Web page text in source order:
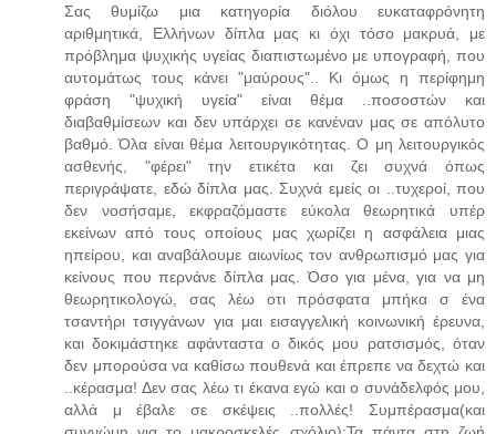
Σας θυμίζω μια κατηγορία διόλου ευκαταφρόνητη
αριθμητικά, Ελλήνων δίπλα μας κι όχι τόσο μακρυά, με
πρόβλημα ψυχικής υγείας διαπιστωμένο με υπογραφή, που
αυτομάτως τους κάνει "μαύρους".. Κι όμως η περίφημη
φράση "ψυχική υγεία" είναι θέμα ..ποσοστών και
διαβαθμίσεων και δεν υπάρχει σε κανέναν μας σε απόλυτο
βαθμό. Όλα είναι θέμα λειτουργικότητας. Ο μη λειτουργικός
ασθενής, "φέρει" την ετικέτα και ζει συχνά όπως
περιγράψατε, εδώ δίπλα μας. Συχνά εμείς οι ..τυχεροί, που
δεν νοσήσαμε, εκφραζόμαστε εύκολα θεωρητικά υπέρ
εκείνων από τους οποίους μας χωρίζει η ασφάλεια μιας
ηπείρου, και αναβάλουμε αιωνίως τον ανθρωπισμό μας για
κείνους που περνάνε δίπλα μας. Όσο για μένα, για να μη
θεωρητικολογώ, σας λέω οτι πρόσφατα μπήκα σ ένα
τσαντήρι τσιγγάνων για μαι εισαγγελική κοινωνική έρευνα,
και δοκιμάστηκε αφάνταστα ο δικός μου ρατσισμός, όταν
δεν μπορούσα να καθίσω πουθενά και έπρεπε να δεχτώ και
..κέρασμα! Δεν σας λέω τι έκανα εγώ και ο συνάδελφός μου,
αλλά μ έβαλε σε σκέψεις ..πολλές! Συμπέρασμα(και